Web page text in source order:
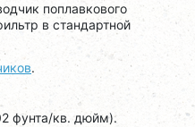
поплавкового
в стандартной
.
фунта/кв. дюйм).